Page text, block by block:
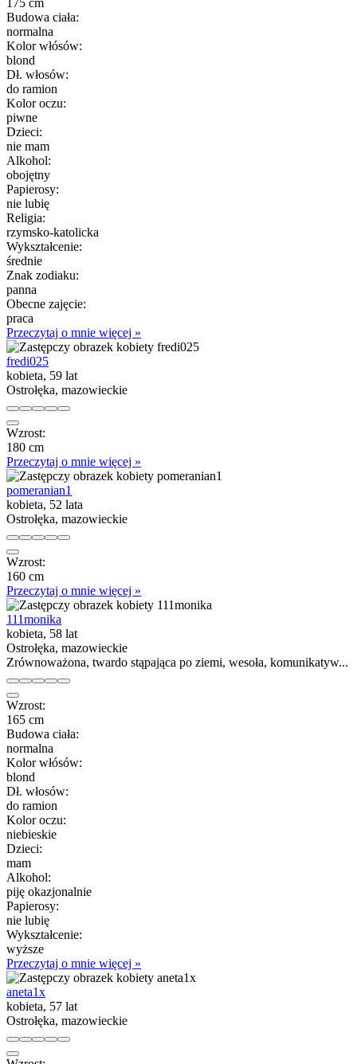
Budowa ciała:
normalna
Kolor włósów:
blond
Dł. włosów:
do ramion
Kolor oczu:
piwne
Dzieci:
nie mam
Alkohol:
obojętny
Papierosy:
nie lubię
Religia:
rzymsko-katolicka
Wykształcenie:
średnie
Znak zodiaku:
panna
Obecne zajęcie:
praca
Przeczytaj o mnie więcej »
fredi025
kobieta, 59 lat
Ostrołęka, mazowieckie
Wzrost:
180 cm
Przeczytaj o mnie więcej »
pomeranian1
kobieta, 52 lata
Ostrołęka, mazowieckie
Wzrost:
160 cm
Przeczytaj o mnie więcej »
111monika
kobieta, 58 lat
Ostrołęka, mazowieckie
Zrównoważona, twardo stąpająca po ziemi, wesoła, komunikatyw...
Wzrost:
165 cm
Budowa ciała:
normalna
Kolor włósów:
blond
Dł. włosów:
do ramion
Kolor oczu:
niebieskie
Dzieci:
mam
Alkohol:
piję okazjonalnie
Papierosy:
nie lubię
Wykształcenie:
wyższe
Przeczytaj o mnie więcej »
aneta1x
kobieta, 57 lat
Ostrołęka, mazowieckie